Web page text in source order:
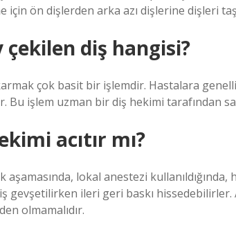
için ön dişlerden arka azı dişlerine dişleri
çekilen diş hangisi?
çok basit bir işlemdir. Hastalara
Bu işlem uzman bir diş hekimi tarafından
acıtır mı?
aşamasında, lokal anestezi
gevşetilirken ileri geri baskı hissedebilirler.
olmamalıdır.